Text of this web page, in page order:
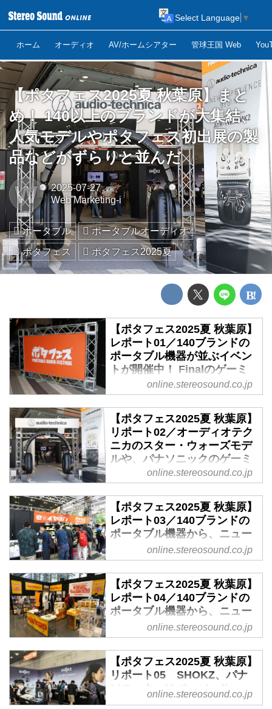
ホーム オーディオ AV/ホームシアター 管球王国 Web
Select Language ▼
【ポタフェス2025夏 秋葉原】まと
め！ 140以上のブランドが大集結、
人気モデルやポタフェス初出展の製
品などがずらりと並んだ
W
2025-07-27
Web Marketing-i
ポータブル
ポータブルオーディオ
ポタフェス
ポタフェス2025夏
【ポタフェス2025夏 秋葉原】
レポート01／140ブランドの
ポータブル機器が並ぶイベン
トが開催中！ Finalのゲーミ
ングヘッドセットやFIIOの
USBコンディショナーなどな
ど、アナタの気になるモデル
がきっと見つかる - Stereo
Sound ONLINE
e☆イヤホンが主催する、イヤホ
ン・ヘッドホンの試聴・体験イベ
ント「ポタフェス2025夏 秋葉
原」が、本日と明日（7月12日〜
13日）の2日間、東京・秋葉原の
ベルサール秋葉原 B1F・1F・2F
でスタートした。今回も140以上
のブランドが大集結、人気モデル
ずらりと並んだ、ポータブルファ
ン必見の内容になっている。ここ
ではニュース制作スタッフが気に
なった製品を紹介します（Webマ
ーケティング）。
final
ファイナルブースには、ゲーミン
グヘッドセット「VR3000...
online.stereosound.co.jp
【ポタフェス2025夏 秋葉原】
リポート02／オーディオテク
ニカのスター・ウォーズモデ
ルや、パナソニックのゲーミ
ングネックスピーカー、ソニ
ー1000Xシリーズ、トライオ
ード「CZ-12」、BGVPのユ
ニバーサル
IEM「Solomon」、aune
audioのポタアン「BX2」な
ど、注目製品が目白押し -
▲【オーディオテクニカ】オーデ
ィオテクニカは毎回恒例、入口に
大きなオブジェとともにブースを
展開。イベント直前に発表された
完全ワイウやレスイヤホン
「ATH-TWX9MK2」が人気を集め
ていた
▲【オーディオテクニカ】「スタ
ー・ウォーズ」の完全ワイヤレス
online.stereosound.co.jp
【ポタフェス2025夏 秋葉原】
レポート03／140ブランドの
ポータブル機器から、ニュー
ス制作スタッフが気になった
製品をご紹介！（e☆イヤホ
ン、AVIOT、ローランド、ト
ップウイング、HIFIMAN、ミ
ックスウェーブ） - Stereo
Sound ONLINE
e☆イヤホンが主催する、イヤホ
ント「ポタフェス2025夏 秋葉
原」が、7月12日・13日の2日
間、東京・秋葉原のベルサール秋
葉原 B1F・1F・2Fで開催され
online.stereosound.co.jp
【ポタフェス2025夏 秋葉原】
レポート04／140ブランドの
ポータブル機器から、ニュー
ス制作スタッフが気になった
製品をご紹介！（TOWER
RECORDS、アユート、パイ
オニア、PHILIPS、Jomo
Audio、Hi-Unit） - Stereo
Sound ONLINE
online.stereosound.co.jp
【ポタフェス2025夏 秋葉原】
リポート05 SHOKZ、パナ
ソニック、Mother Audio、
radius、エミライなど、気に
online.stereosound.co.jp